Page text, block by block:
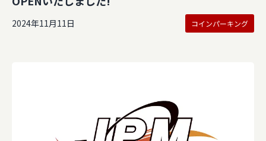
2024年11月11日 コインパーキング